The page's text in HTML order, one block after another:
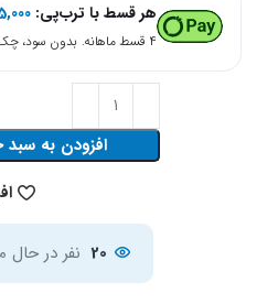
هر قسط با ترب‌پی:
۴ قسط ماهانه. بدون سود، چک و ضامن.
افزودن به سبد
20 نفر در